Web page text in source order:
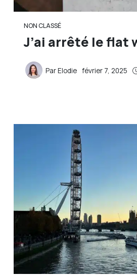
NON CLASSÉ
J’ai arrêté le flat
ParElodie février 7, 2025